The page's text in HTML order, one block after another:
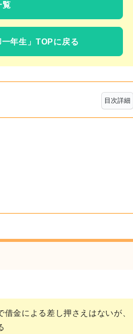
覧
一年生」TOPに戻る
目次詳細
金による差し押さえはないが、